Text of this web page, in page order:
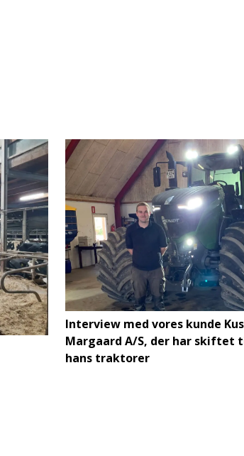
Interview med vores kunde
Margaard A/S, der har skiftet
hans traktorer